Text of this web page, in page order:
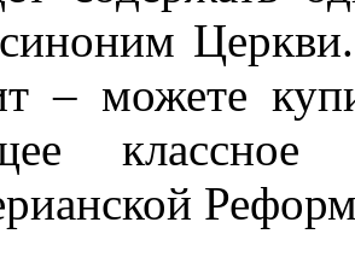
– можете
классное